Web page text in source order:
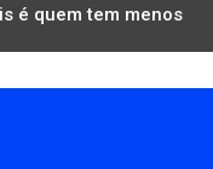
é quem tem menos